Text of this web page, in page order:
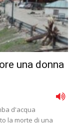
una donna
d'acqua
la morte di una